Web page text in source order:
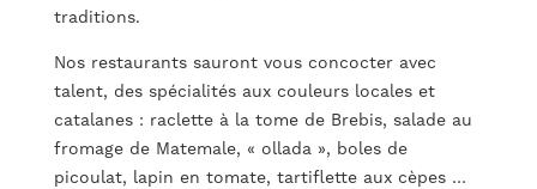
traditions.
Nos restaurants sauront vous concocter avec
talent, des spécialités aux couleurs locales et
catalanes : raclette à la tome de Brebis, salade au
fromage de Matemale, « ollada », boles de
picoulat, lapin en tomate, tartiflette aux cèpes …